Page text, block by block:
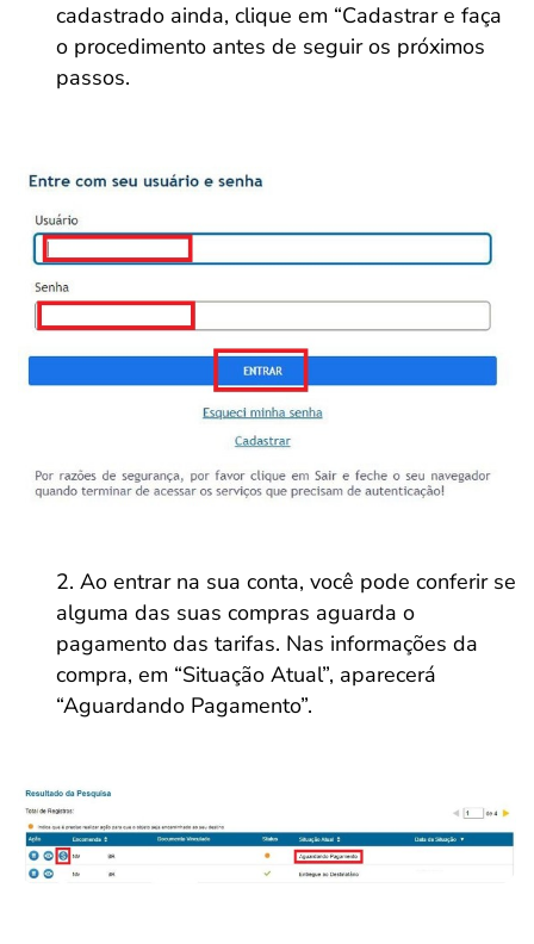
cadastrado ainda, clique em “Cadastrar e faça
o procedimento antes de seguir os próximos
passos.
Ao entrar na sua conta, você pode conferir se
alguma das suas compras aguarda o
pagamento das tarifas. Nas informações da
compra, em “Situação Atual”, aparecerá
“Aguardando Pagamento”.